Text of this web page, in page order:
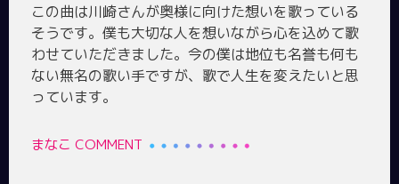
この曲は川崎さんが奥様に向けた想いを歌っている
そうです。僕も大切な人を想いながら心を込めて歌
わせていただきました。今の僕は地位も名誉も何も
ない無名の歌い手ですが、歌で人生を変えたいと思
まなこ COMMENT